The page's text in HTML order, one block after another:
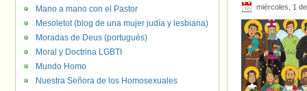
miércoles, 1
Mano a mano con el Pastor
Mesoletot (blog de una mujer judía y lesbiana)
Moradas de Deus (portugués)
Moral y Doctrina LGBTI
Mundo Homo
Nuestra Señora de los Homosexuales